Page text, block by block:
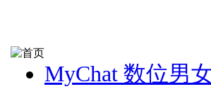
MyChat 数位男